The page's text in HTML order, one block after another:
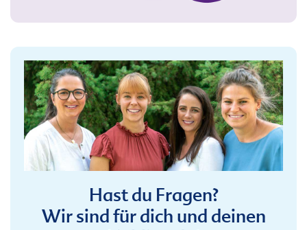
Hast du Fragen?
Wir sind für dich und deinen